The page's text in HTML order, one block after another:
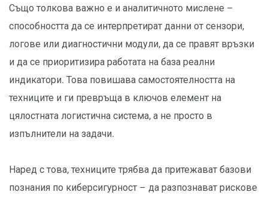
Също толкова важно е и аналитичното мислене –
способността да се интерпретират данни от сензори,
логове или диагностични модули, да се правят връзки
и да се приоритизира работата на база реални
индикатори. Това повишава самостоятелността на
техниците и ги превръща в ключов елемент на
цялостната логистична система, а не просто в
изпълнители на задачи.
Наред с това, техниците трябва да притежават базови
познания по киберсигурност – да разпознават рискове